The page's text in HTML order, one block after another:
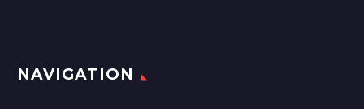
NAVIGATION